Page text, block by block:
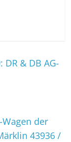
DR & DB AG-
Wagen der
43936 /